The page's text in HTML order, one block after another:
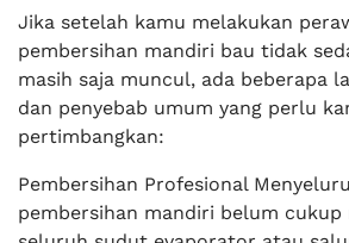
Jika setelah kamu melakukan
pembersihan mandiri bau tidak
masih saja muncul, ada beberapa
dan penyebab umum yang perlu
pertimbangkan:
Pembersihan Profesional
pembersihan mandiri belum cukup